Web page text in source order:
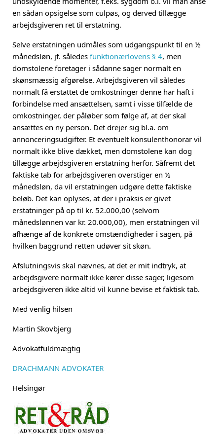
en sådan opsigelse som culpøs, og derved tillægge
arbejdsgiveren ret til erstatning.
Selve erstatningen udmåles som udgangspunkt til en ½
månedsløn, jf. således funktionærlovens § 4, men
domstolene foretager i sådanne sager normalt en
skønsmæssig afgørelse. Arbejdsgiveren vil således
normalt få erstattet de omkostninger denne har haft i
forbindelse med ansættelsen, samt i visse tilfælde de
omkostninger, der påløber som følge af, at der skal
ansættes en ny person. Det drejer sig bl.a. om
annonceringsudgifter. Et eventuelt konsulenthonorar vil
normalt ikke blive dækket, men domstolene kan dog
tillægge arbejdsgiveren erstatning herfor. Såfremt det
faktiske tab for arbejdsgiveren overstiger en ½
månedsløn, da vil erstatningen udgøre dette faktiske
beløb. Det kan oplyses, at der i praksis er givet
erstatninger på op til kr. 52.000,00 (selvom
månedslønnen var kr. 20.000,00), men erstatningen vil
afhænge af de konkrete omstændigheder i sagen, på
hvilken baggrund retten udøver sit skøn.
Afslutningsvis skal nævnes, at det er mit indtryk, at
arbejdsgivere normalt ikke kører disse sager, ligesom
arbejdsgiveren ikke altid vil kunne bevise et faktisk tab.
Med venlig hilsen
Martin Skovbjerg
Advokatfuldmægtig
DRACHMANN ADVOKATER
Helsingør